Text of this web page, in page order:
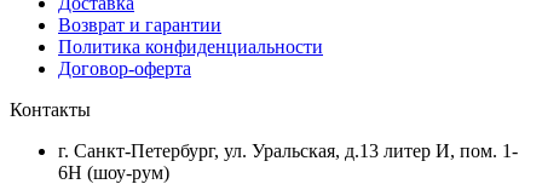
Возврат и гарантии
Политика конфиденциальности
Договор-оферта
Контакты
г. Санкт-Петербург, ул. Уральская, д.13 литер И, пом. 1-
6Н (шоу-рум)